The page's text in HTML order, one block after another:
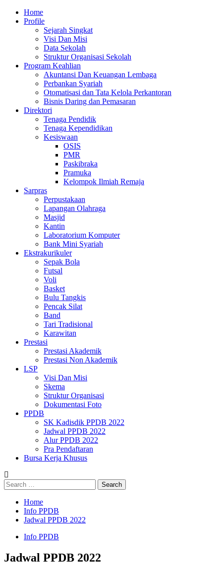
Skip
Primary
Menu
Home
Profile
Sejarah Singkat
Visi Dan Misi
Data Sekolah
Struktur Organisasi Sekolah
Program Keahlian
Akuntansi Dan Keuangan Lembaga
Perbankan Syariah
Otomatisasi dan Tata Kelola Perkantoran
Bisnis Daring dan Pemasaran
Direktori
Tenaga Pendidik
Tenaga Kependidikan
Kesiswaan
OSIS
PMR
Paskibraka
Pramuka
Kelompok Ilmiah Remaja
Sarpras
Perpustakaan
Lapangan Olahraga
Masjid
Kantin
Laboratorium Komputer
Bank Mini Syariah
Ekstrakurikuler
Sepak Bola
Futsal
Voli
Basket
Bulu Tangkis
Pencak Silat
Band
Tari Tradisional
Karawitan
Prestasi
Prestasi Akademik
Prestasi Non Akademik
LSP
Visi Dan Misi
Skema
Struktur Organisasi
Dokumentasi Foto
PPDB
SK Kadisdik PPDB 2022
Jadwal PPDB 2022
Alur PPDB 2022
Pra Pendaftaran
Bursa Kerja Khusus
Search
for:
Home
Info PPDB
Jadwal PPDB 2022
Info PPDB
Jadwal PPDB 2022